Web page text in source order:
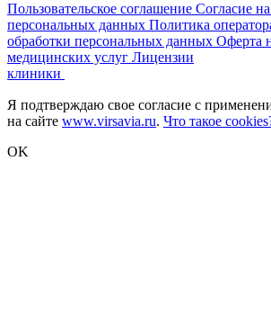
Пользовательское соглашение Согласие
персональных данных Политика
обработки персональных данных Оферта
медицинских услуг Лицензии
клиники
Я подтверждаю свое согласие с
на сайте www.virsavia.ru. Что такое
OK